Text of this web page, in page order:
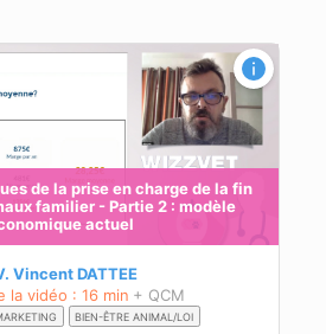
de la prise en charge de la fin
familier - Partie 2 : modèle
actuel
Vincent DATTEE
la vidéo : 16 min + QCM
BIEN-ÊTRE ANIMAL/LOI